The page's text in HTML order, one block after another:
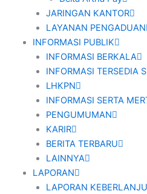
JARINGAN KANTOR
LAYANAN PENGADUAN
INFORMASI PUBLIK
INFORMASI BERKALA
INFORMASI TERSEDIA
LHKPN
INFORMASI SERTA
PENGUMUMAN
KARIR
BERITA TERBARU
LAINNYA
LAPORAN
LAPORAN